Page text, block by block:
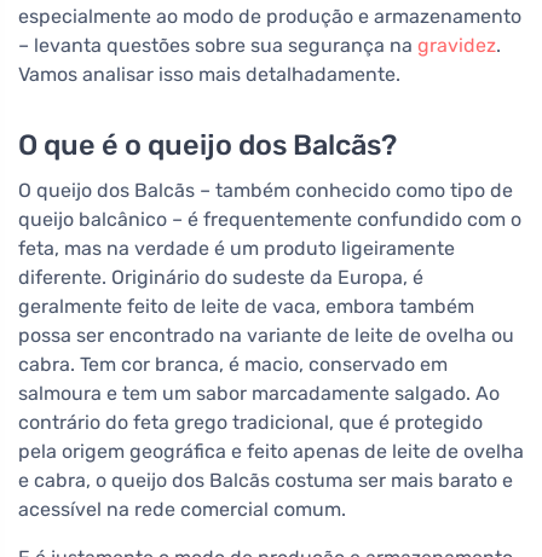
especialmente ao modo de produção e armazenamento
– levanta questões sobre sua segurança na gravidez.
Vamos analisar isso mais detalhadamente.
O que é o queijo dos Balcãs?
O queijo dos Balcãs – também conhecido como tipo de
queijo balcânico – é frequentemente confundido com o
feta, mas na verdade é um produto ligeiramente
diferente. Originário do sudeste da Europa, é
geralmente feito de leite de vaca, embora também
possa ser encontrado na variante de leite de ovelha ou
cabra. Tem cor branca, é macio, conservado em
salmoura e tem um sabor marcadamente salgado. Ao
contrário do feta grego tradicional, que é protegido
pela origem geográfica e feito apenas de leite de ovelha
e cabra, o queijo dos Balcãs costuma ser mais barato e
acessível na rede comercial comum.